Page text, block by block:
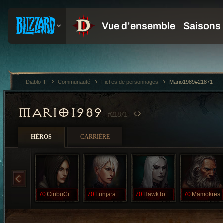
MARIO1989 #21871
HÉROS CARRIÈRE
70 CiribuCiriba 70 Funjara 70 HawkTough 70 Mamokres
Diablo III Communauté Fiches de personnages Mario1989#21871